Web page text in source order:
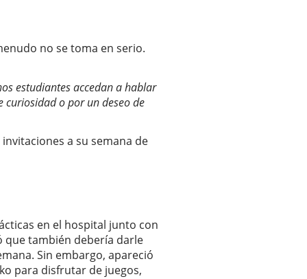
no se toma en serio.
estudiantes accedan a hablar
curiosidad o por un deseo de
a su semana de
en el hospital junto con
que también debería darle
Sin embargo, apareció
para disfrutar de juegos,